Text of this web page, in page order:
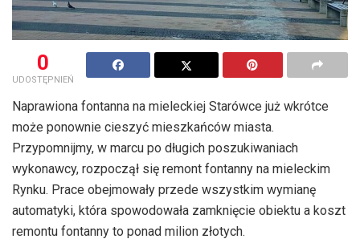
0
UDOSTĘPNIEŃ
Naprawiona fontanna na mieleckiej Starówce już wkrótce
może ponownie cieszyć mieszkańców miasta.
Przypomnijmy, w marcu po długich poszukiwaniach
wykonawcy, rozpoczął się remont fontanny na mieleckim
Rynku. Prace obejmowały przede wszystkim wymianę
automatyki, która spowodowała zamknięcie obiektu a koszt
remontu fontanny to ponad milion złotych.